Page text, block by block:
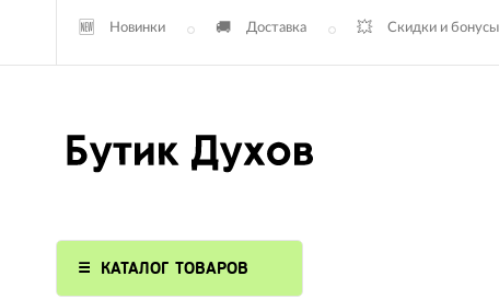
Новинки Доставка Скидки и бонусы
КАТАЛОГ ТОВАРОВ